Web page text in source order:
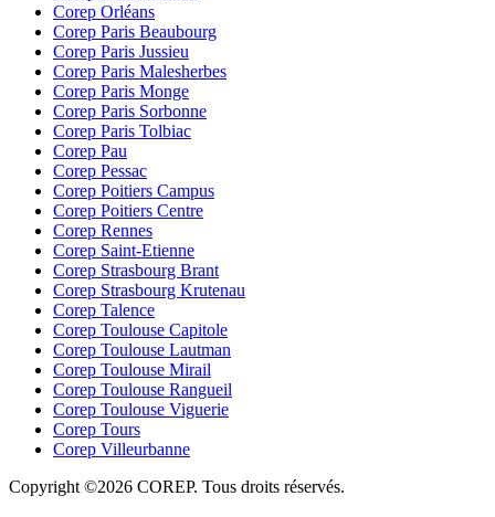
Corep Orléans
Corep Paris Beaubourg
Corep Paris Jussieu
Corep Paris Malesherbes
Corep Paris Monge
Corep Paris Sorbonne
Corep Paris Tolbiac
Corep Pau
Corep Pessac
Corep Poitiers Campus
Corep Poitiers Centre
Corep Rennes
Corep Saint-Etienne
Corep Strasbourg Brant
Corep Strasbourg Krutenau
Corep Talence
Corep Toulouse Capitole
Corep Toulouse Lautman
Corep Toulouse Mirail
Corep Toulouse Rangueil
Corep Toulouse Viguerie
Corep Tours
Corep Villeurbanne
Copyright ©2026 COREP. Tous droits réservés.